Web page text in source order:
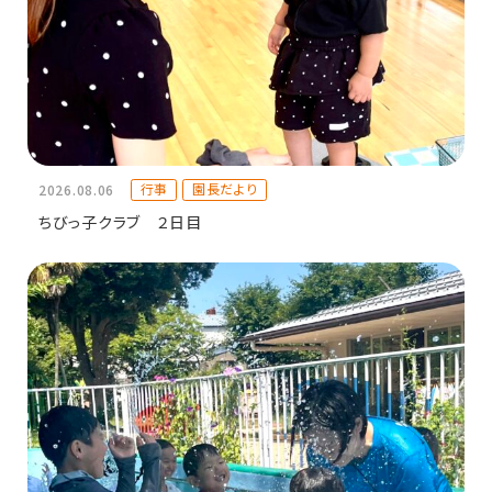
2026.08.06 行事 園長だより
ちびっ子クラブ ２日目